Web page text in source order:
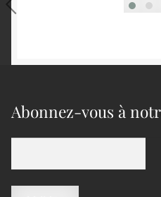
Abonnez-vous à